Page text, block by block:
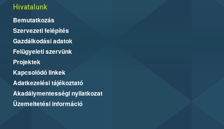
Hivatalunk
Bemutatkozás
Szervezeti felépítés
Gazdálkodási adatok
Felügyeleti szervünk
Projektek
Kapcsolódó linkek
Adatkezelési tájékoztató
Akadálymentességi nyilatkozat
Üzemeltetési információ